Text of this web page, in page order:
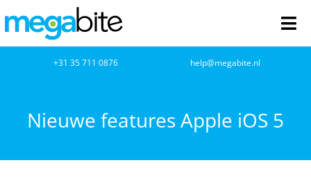
naar
inhoud
+31 35 711 0876 help@megabite.nl
Nieuwe features Apple iOS 5